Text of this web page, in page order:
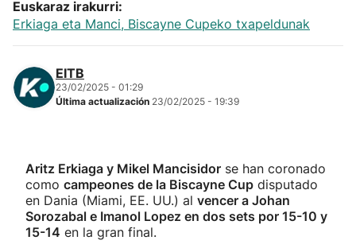
Más deportes
Euskaraz irakurri:
Erkiaga eta Manci, Biscayne Cupeko txapeldunak
EITB
23/02/2025 - 01:29
Última actualización 23/02/2025 - 19:39
Aritz Erkiaga y Mikel Mancisidor se han coronado
como campeones de la Biscayne Cup disputado
en Dania (Miami, EE. UU.) al vencer a Johan
Sorozabal e Imanol Lopez en dos sets por 15-10 y
15-14 en la gran final.